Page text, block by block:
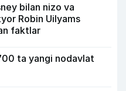
bilan nizo va
Robin Uilyams
faktlar
ta yangi nodavlat